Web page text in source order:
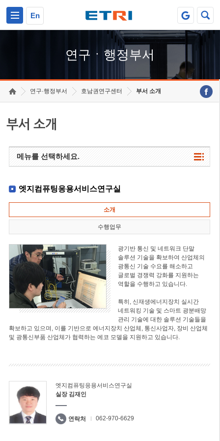
En
연구ㆍ행정부서
연구·행정부서 호남권연구센터 부서 소개
부서 소개
메뉴를 선택하세요.
엣지컴퓨팅응용서비스연구실
소개
수행업무
광기반 통신 및 네트워크 단말
솔루션 기술을 확보하여 산업체의
광통신 기술 수요를 해소하고
글로벌 경쟁력 강화를 지원하는
역할을 수행하고 있습니다.
특히, 신재생에너지장치 실시간
네트워킹 기술 및 스마트 광분배망
관리 기술에 대한 솔루션 기술들을
확보하고 있으며, 이를 기반으로 에너지장치 산업체, 통신사업자, 장비 산업체
및 광통신부품 산업체가 협력하는 에코 모델을 지원하고 있습니다.
엣지컴퓨팅응용서비스연구실
실장 김재인
연락처 062-970-6629